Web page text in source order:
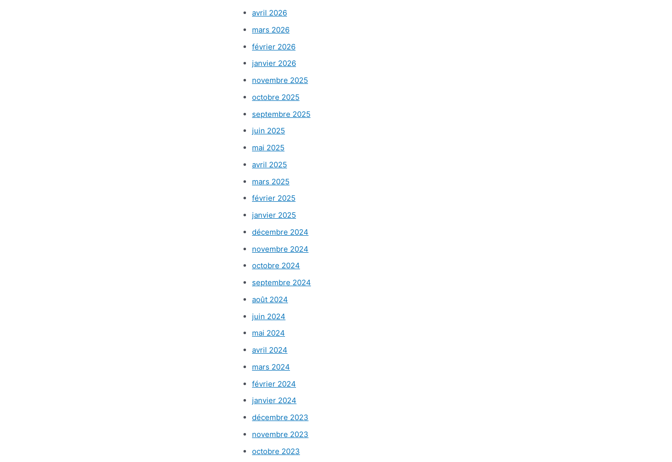
avril 2026
mars 2026
février 2026
janvier 2026
novembre 2025
octobre 2025
septembre 2025
juin 2025
mai 2025
avril 2025
mars 2025
février 2025
janvier 2025
décembre 2024
novembre 2024
octobre 2024
septembre 2024
août 2024
juin 2024
mai 2024
avril 2024
mars 2024
février 2024
janvier 2024
décembre 2023
novembre 2023
octobre 2023